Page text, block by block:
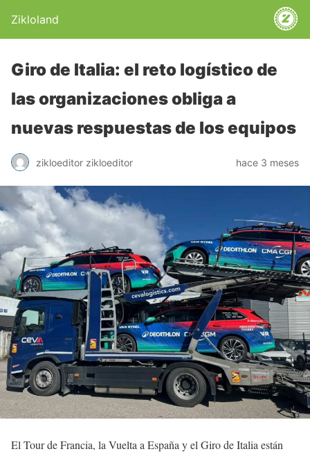
Zikloland
Giro de Italia: el reto logístico de
las organizaciones obliga a
nuevas respuestas de los equipos
zikloeditor zikloeditor hace 3 meses
El Tour de Francia, la Vuelta a España y el Giro de Italia están